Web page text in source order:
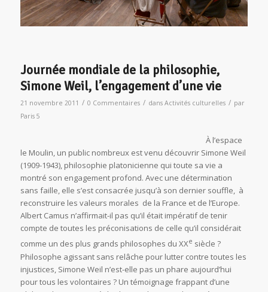
Journée mondiale de la philosophie,
Simone Weil, l’engagement d’une vie
21 novembre 2011 / 0 Commentaires / dans Activités culturelles / par
Paris 5
À l’espace
le Moulin, un public nombreux est venu découvrir Simone Weil
(1909-1943), philosophie platonicienne qui toute sa vie a
montré son engagement profond. Avec une détermination
sans faille, elle s’est consacrée jusqu’à son dernier souffle, à
reconstruire les valeurs morales de la France et de l’Europe.
Albert Camus n’affirmait-il pas qu’il était impératif de tenir
compte de toutes les préconisations de celle qu’il considérait
comme un des plus grands philosophes du XXe siècle ?
Philosophe agissant sans relâche pour lutter contre toutes les
injustices, Simone Weil n’est-elle pas un phare aujourd’hui
pour tous les volontaires ? Un témoignage frappant d’une